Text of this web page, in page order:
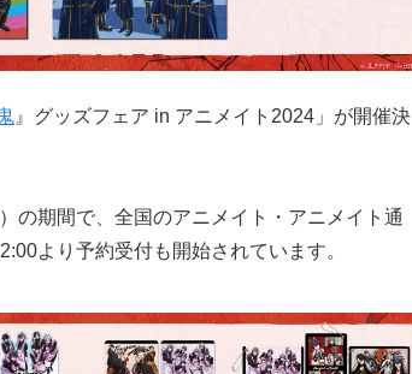
』グッズフェア in アニメイト2024」が開催決
の期間で、全国のアニメイト・アニメイト通
より予約受付も開始されています。